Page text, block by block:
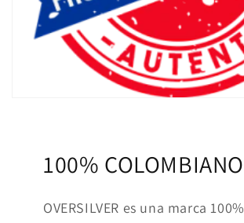
100% COLOMBIANO
OVERSILVER es una marca 100%